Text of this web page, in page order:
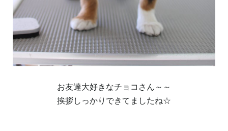
お友達大好きなチョコさん～～
挨拶しっかりできてましたね☆